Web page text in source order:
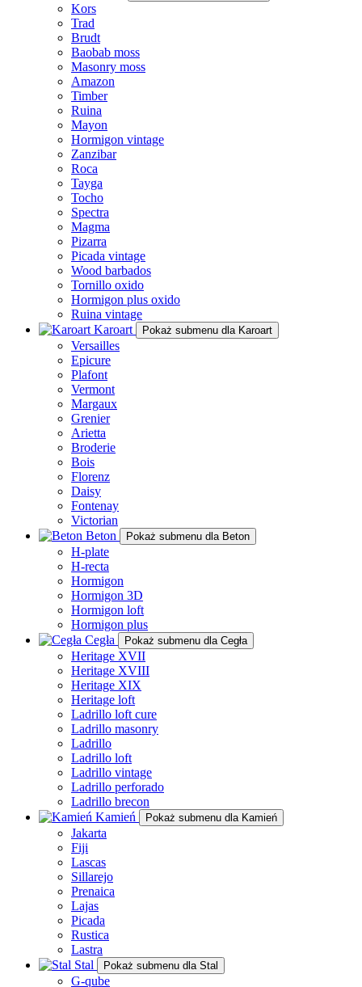
Kors
Trad
Brudt
Baobab moss
Masonry moss
Amazon
Timber
Ruina
Mayon
Hormigon vintage
Zanzibar
Roca
Tayga
Tocho
Spectra
Magma
Pizarra
Picada vintage
Wood barbados
Tornillo oxido
Hormigon plus oxido
Ruina vintage
Karoart
Pokaż submenu dla Karoart
Versailles
Epicure
Plafont
Vermont
Margaux
Grenier
Arietta
Broderie
Bois
Florenz
Daisy
Fontenay
Victorian
Beton
Pokaż submenu dla Beton
H-plate
H-recta
Hormigon
Hormigon 3D
Hormigon loft
Hormigon plus
Cegła
Pokaż submenu dla Cegła
Heritage XVII
Heritage XVIII
Heritage XIX
Heritage loft
Ladrillo loft cure
Ladrillo masonry
Ladrillo
Ladrillo loft
Ladrillo vintage
Ladrillo perforado
Ladrillo brecon
Kamień
Pokaż submenu dla Kamień
Jakarta
Fiji
Lascas
Sillarejo
Prenaica
Lajas
Picada
Rustica
Lastra
Stal
Pokaż submenu dla Stal
G-qube